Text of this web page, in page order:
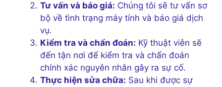
Tư vấn và báo giá: Chúng tôi sẽ tư vấn sơ
bộ về tình trạng máy tính và báo giá dịch
vụ.
Kiểm tra và chẩn đoán: Kỹ thuật viên sẽ
đến tận nơi để kiểm tra và chẩn đoán
chính xác nguyên nhân gây ra sự cố.
Thực hiện sửa chữa: Sau khi được sự